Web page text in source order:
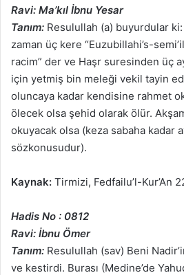
Ravi: Ma’kıl İbnu Yesar
Tanım: Resulullah (a) buyurdular
zaman üç kere “Euzubillahi’s-
racim” der ve Haşr suresinden üç
için yetmiş bin meleği vekil tayin
oluncaya kadar kendisine rahmet
ölecek olsa şehid olarak ölür.
okuyacak olsa (keza sabaha kadar
sözkonusudur).
Kaynak: Tirmizi, Fedfailu’l-Kur’An
Hadis No : 0812
Ravi: İbnu Ömer
Tanım: Resulullah (sav) Beni
ve kestirdi. Burası (Medine’de